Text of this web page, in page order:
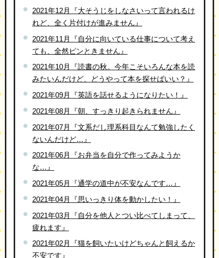
2021年12月『大そうじをしなさいって言われるけ
れど、全く片付けが進みません』
2021年11月『自分に向いている仕事について考え
ても、全然ピンときません』
2021年10月『読書の秋。今年こそいろんな本を読
みたいんだけど、どうやって本を探せばいい？』
2021年09月『英語を話せるようになりたい！』
2021年08月『朝、すっきり起きられません』
2021年07月『文系だし理系科目なんて勉強したく
ないんだけど…』
2021年06月『お弁当を自分で作ってみようか
な…』
2021年05月『通学の道中が不安なんです…』
2021年04月『思いっきり体を動かしたい！』
2021年03月『自分を他人とつい比べてしまって、
疲れます』
2021年02月『猫を飼いたいけどちゃんと飼えるか
不安です』